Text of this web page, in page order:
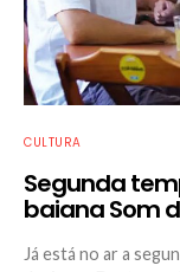
CULTURA
Segunda
baiana Som
Já está no ar a